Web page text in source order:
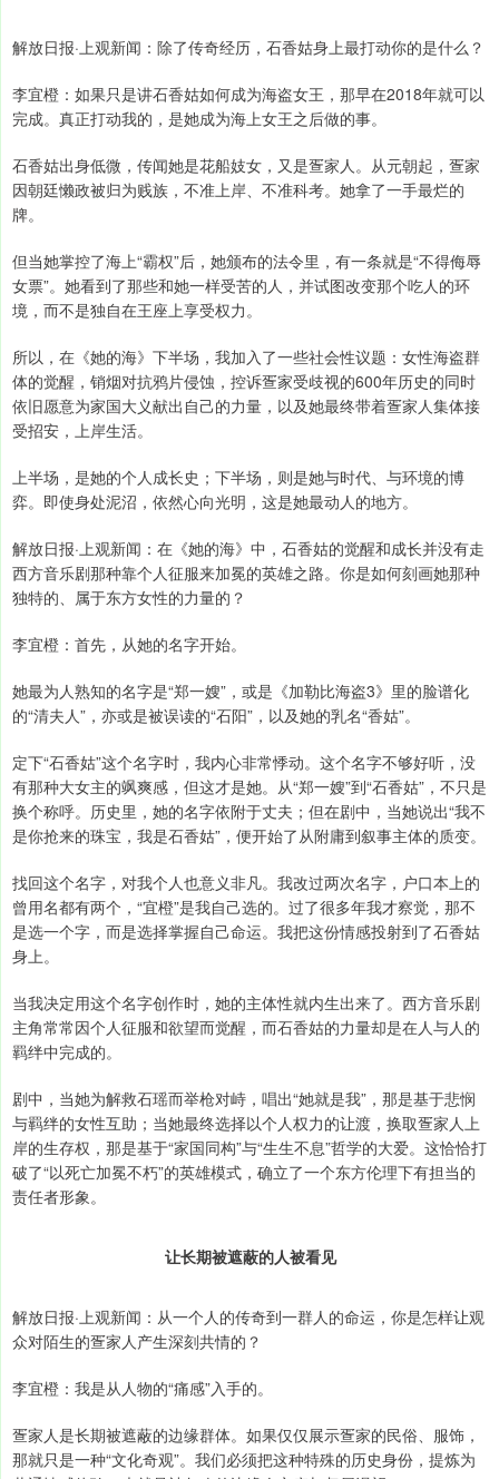
解放日报·上观新闻：除了传奇经历，石香姑身上最打动你的是什么？
李宜橙：如果只是讲石香姑如何成为海盗女王，那早在2018年就可以
完成。真正打动我的，是她成为海上女王之后做的事。
石香姑出身低微，传闻她是花船妓女，又是疍家人。从元朝起，疍家
因朝廷懒政被归为贱族，不准上岸、不准科考。她拿了一手最烂的
牌。
但当她掌控了海上“霸权”后，她颁布的法令里，有一条就是“不得侮辱
女票”。她看到了那些和她一样受苦的人，并试图改变那个吃人的环
境，而不是独自在王座上享受权力。
所以，在《她的海》下半场，我加入了一些社会性议题：女性海盗群
体的觉醒，销烟对抗鸦片侵蚀，控诉疍家受歧视的600年历史的同时
依旧愿意为家国大义献出自己的力量，以及她最终带着疍家人集体接
受招安，上岸生活。
上半场，是她的个人成长史；下半场，则是她与时代、与环境的博
弈。即使身处泥沼，依然心向光明，这是她最动人的地方。
解放日报·上观新闻：在《她的海》中，石香姑的觉醒和成长并没有走
西方音乐剧那种靠个人征服来加冕的英雄之路。你是如何刻画她那种
独特的、属于东方女性的力量的？
李宜橙：首先，从她的名字开始。
她最为人熟知的名字是“郑一嫂”，或是《加勒比海盗3》里的脸谱化
的“清夫人”，亦或是被误读的“石阳”，以及她的乳名“香姑”。
定下“石香姑”这个名字时，我内心非常悸动。这个名字不够好听，没
有那种大女主的飒爽感，但这才是她。从“郑一嫂”到“石香姑”，不只是
换个称呼。历史里，她的名字依附于丈夫；但在剧中，当她说出“我不
是你抢来的珠宝，我是石香姑”，便开始了从附庸到叙事主体的质变。
找回这个名字，对我个人也意义非凡。我改过两次名字，户口本上的
曾用名都有两个，“宜橙”是我自己选的。过了很多年我才察觉，那不
是选一个字，而是选择掌握自己命运。我把这份情感投射到了石香姑
身上。
当我决定用这个名字创作时，她的主体性就内生出来了。西方音乐剧
主角常常因个人征服和欲望而觉醒，而石香姑的力量却是在人与人的
羁绊中完成的。
剧中，当她为解救石瑶而举枪对峙，唱出“她就是我”，那是基于悲悯
与羁绊的女性互助；当她最终选择以个人权力的让渡，换取疍家人上
岸的生存权，那是基于“家国同构”与“生生不息”哲学的大爱。这恰恰打
破了“以死亡加冕不朽”的英雄模式，确立了一个东方伦理下有担当的
责任者形象。
让长期被遮蔽的人被看见
解放日报·上观新闻：从一个人的传奇到一群人的命运，你是怎样让观
众对陌生的疍家人产生深刻共情的？
李宜橙：我是从人物的“痛感”入手的。
疍家人是长期被遮蔽的边缘群体。如果仅仅展示疍家的民俗、服饰，
那就只是一种“文化奇观”。我们必须把这种特殊的历史身份，提炼为